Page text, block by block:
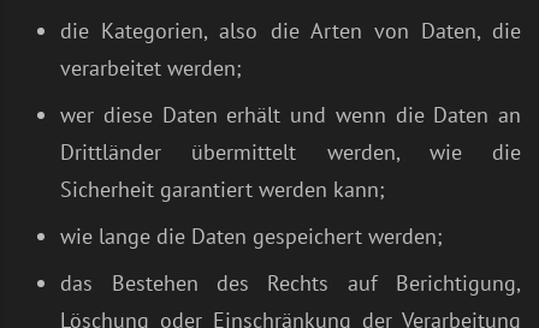
die Kategorien, also die Arten von Daten, die
verarbeitet werden;
wer diese Daten erhält und wenn die Daten an
Drittländer übermittelt werden, wie die
Sicherheit garantiert werden kann;
wie lange die Daten gespeichert werden;
das Bestehen des Rechts auf Berichtigung,
Löschung oder Einschränkung der Verarbeitung